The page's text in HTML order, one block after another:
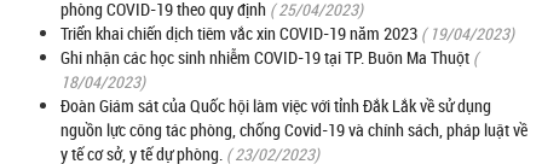
phòng COVID-19 theo quy định ( 25/04/2023)
Triển khai chiến dịch tiêm vắc xin COVID-19 năm 2023 ( 19/04/2023)
Ghi nhận các học sinh nhiễm COVID-19 tại TP. Buôn Ma Thuột (
18/04/2023)
Đoàn Giám sát của Quốc hội làm việc với tỉnh Đắk Lắk về sử dụng
nguồn lực công tác phòng, chống Covid-19 và chính sách, pháp luật về
y tế cơ sở, y tế dự phòng. ( 23/02/2023)